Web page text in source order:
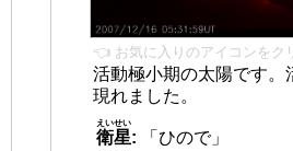
👈 お気に入りのアイコンをク
活動極小期の太陽です。
現れました。
衛星
えいせい
:
「ひので」